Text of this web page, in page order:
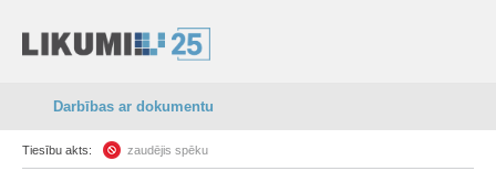
Darbības ar dokumentu
Tiesību akts: zaudējis spēku